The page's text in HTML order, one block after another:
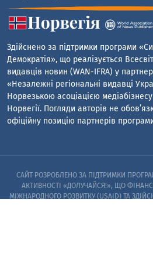
Здійснено за підтримки програми
Демократія», що реалізується
видавців новин (WAN-IFRA) у
«Незалежні регіональні видавці
Норвезькою асоціацією
Норвегії. Погляди авторів не
офіційну позицію партнерів
САЙТ РОЗРОБЛЕНО ЗА ПІДТРИМКИ
АКТИВНОСТІ «ДОЛУЧАЙСЯ!», ЩО
МІЖНАРОДНОГО РОЗВИТКУ (USAID) ТА